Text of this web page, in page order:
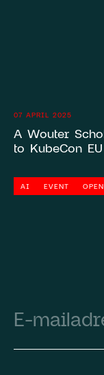
07 APRIL 2025
A Wouter
to KubeCon
AI EVENT
(Required)